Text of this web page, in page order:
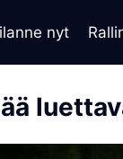
nyt